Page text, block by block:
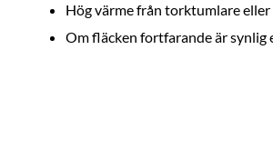
Hög värme från torktumlare
Om fläcken fortfarande är